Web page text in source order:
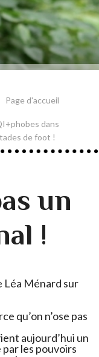
Page d'accueil
dans
de foot !
un
!
Léa Ménard sur
qu’on n’ose pas
aujourd’hui un
les pouvoirs